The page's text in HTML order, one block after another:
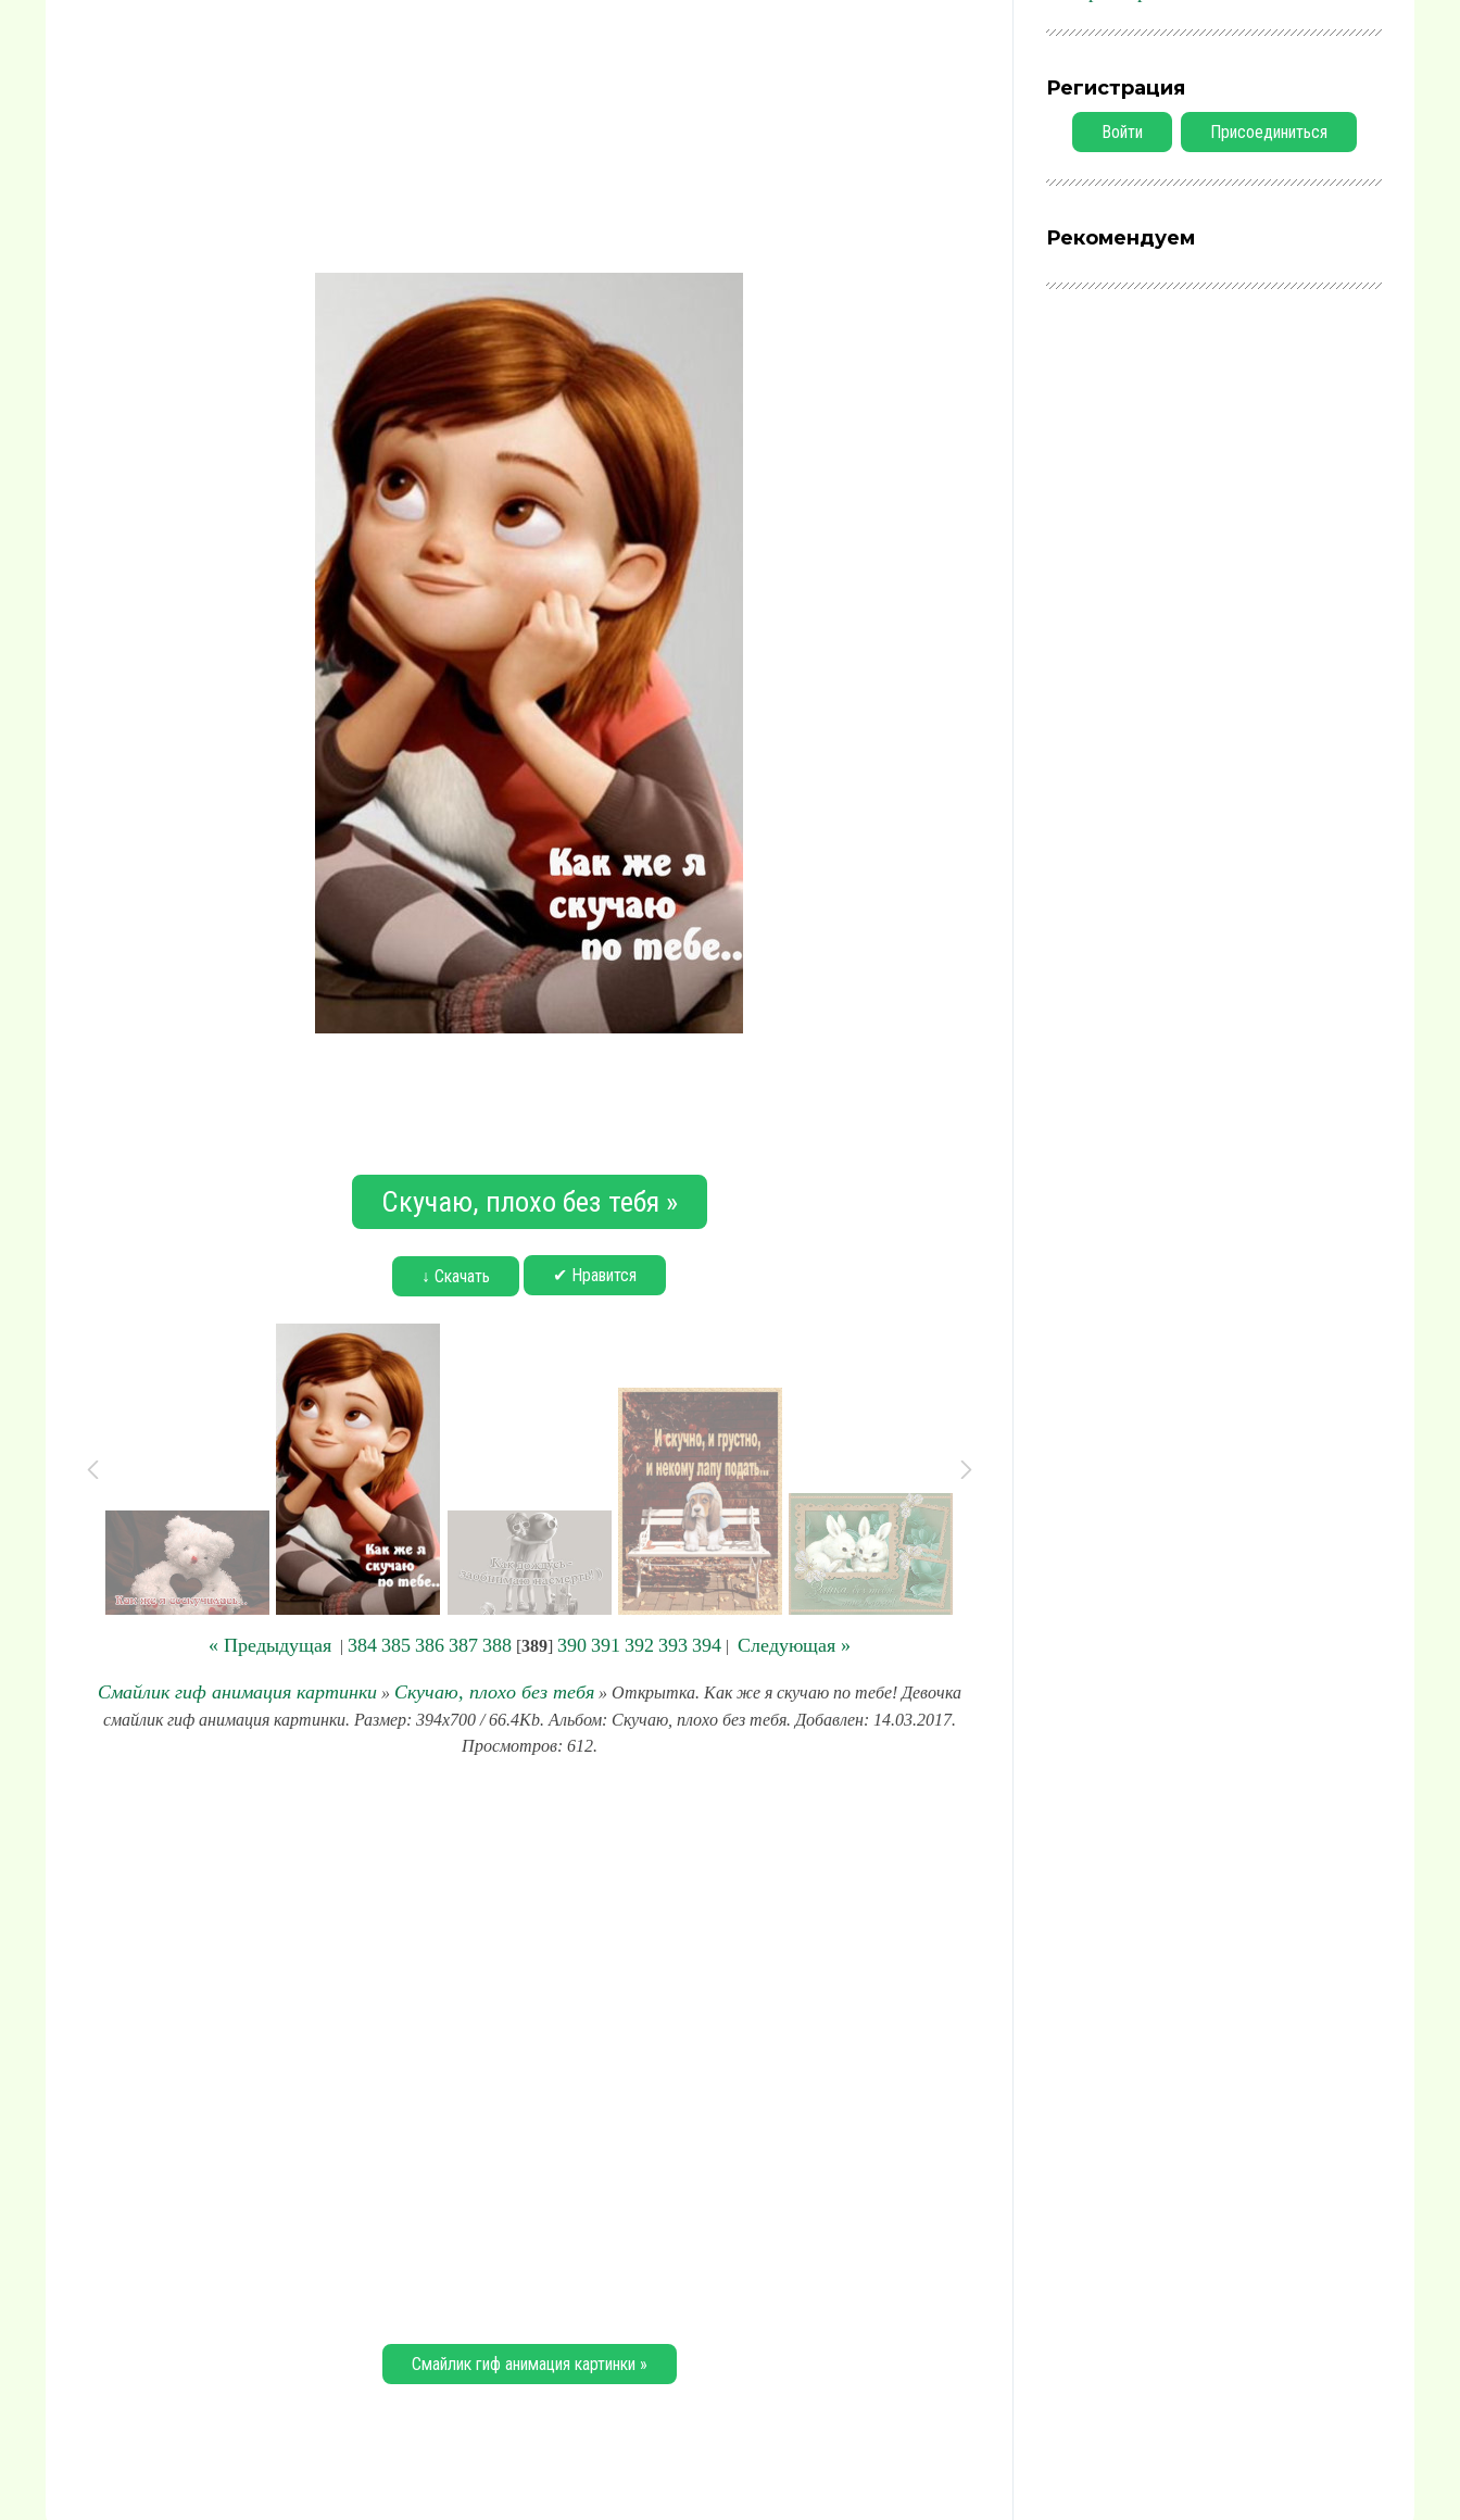
Скучаю, плохо без тебя »
↓ Скачать ✔ Нравится
« Предыдущая| 384 385 386 387 388[389] 390 391 392 393 394| Следующая »
Смайлик гиф анимация картинки» Скучаю, плохо без тебя» Открытка. Как же я скучаю по тебе! Девочка
смайлик гиф анимация картинки. Размер: 394x700 / 66.4Kb. Альбом: Скучаю, плохо без тебя. Добавлен: 14.03.2017.
Просмотров: 612.
Смайлик гиф анимация картинки »
Регистрация
Войти Присоединиться
Рекомендуем